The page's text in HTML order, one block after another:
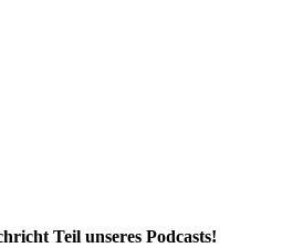
Teil unseres Podcasts!